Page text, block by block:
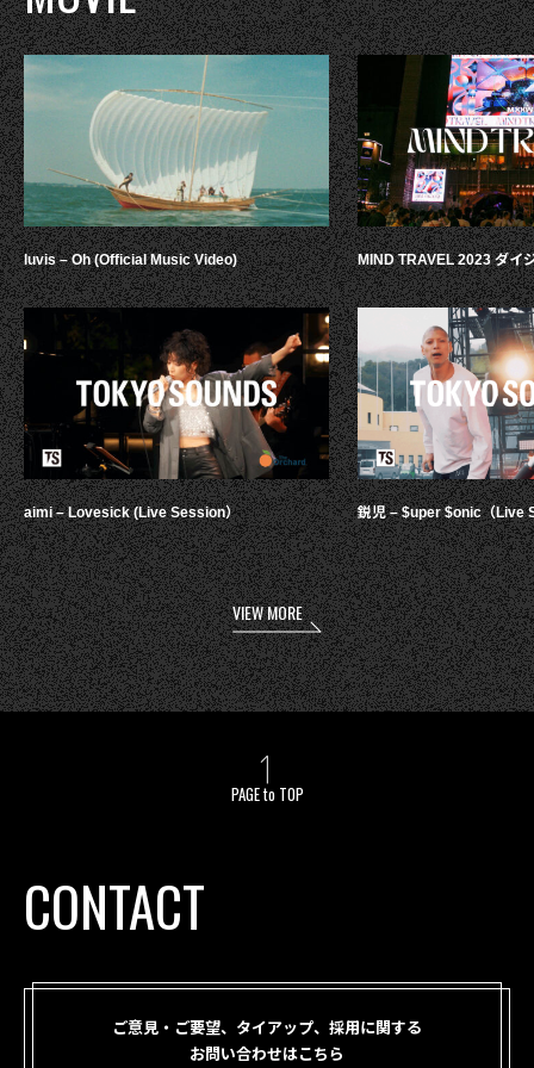
luvis – Oh (Official Music Video)
aimi – Lovesick (Live Session）
MIND TRAVEL 2023 ダイ
鋭児 – $uper $onic（Live
VIEW MORE
PAGE to TOP
CONTACT
ご意見・ご要望、タイアップ、採用に関する
お問い合わせはこちら